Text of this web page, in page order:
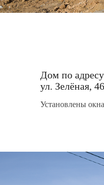
Установлены
Дом по адресу
ул. Зелёная,